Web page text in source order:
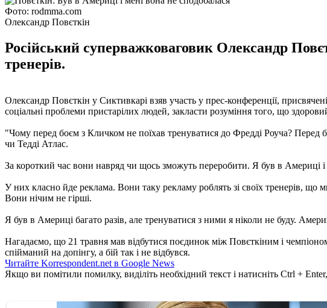
Фото: rodmma.com
Олександр Повєткін
Російський суперважковаговик Олександр
тренерів.
Олександр Повєткін у Сиктивкарі взяв участь у прес-конференції,
соціальні проблеми пристарілих людей, закласти розуміння того, що
"Чому перед боєм з Кличком не поїхав тренуватися до Фредді Роуча?
чи Тедді Атлас.
За короткий час вони навряд чи щось зможуть переробити. Я був в Америці і
У них класно йде реклама. Вони таку рекламу роблять зі своїх тренерів, що
Вони нічим не гірші.
Я був в Америці багато разів, але тренуватися з ними я ніколи не буду.
Нагадаємо, що 21 травня мав відбутися поєдинок між Повєткіним і
спійманий на допінгу, а бій так і не відбувся.
Читайте Korrespondent.net в Google News
Якщо ви помітили помилку, виділіть необхідний текст і натисніть Ctrl +